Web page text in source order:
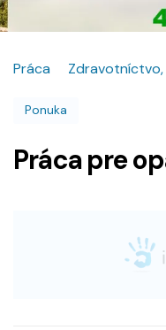
Práca Zdravotníctvo,
Ponuka
Práca pre